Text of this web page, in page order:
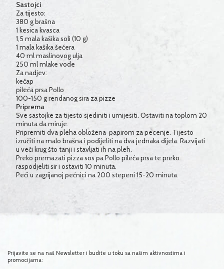
Sastojci
Za tijesto:
380 g brašna
1 kesica kvasca
1,5 mala kašika soli (10 g)
1 mala kašika šećera
40 mlmaslinovog ulja
250 mlmlake vode
Za nadjev:
kečap
pileća prsa Pollo
100-150 g rendanog sira za pizze
Priprema
Sve sastojke za tijesto sjediniti i umijesiti. Ostaviti na toplom 20
minuta da miruje.
Pripremiti dva pleha obložena papirom za pecenje. Tijesto
izručiti na malo brašna i podijeliti na dva jednaka dijela. Razvijati
u veći krug što tanji i stavljati ih na pleh.
Preko premazati pizza sos pa Pollo pileća prsa te preko
raspodjeliti sir i ostaviti 10 minuta.
Peći u zagrijanoj pećnici na 200 stepeni 15-20 minuta.
Prijavite se na naš Newsletter i budite u toku sa našim aktivnostima i
promocijama: